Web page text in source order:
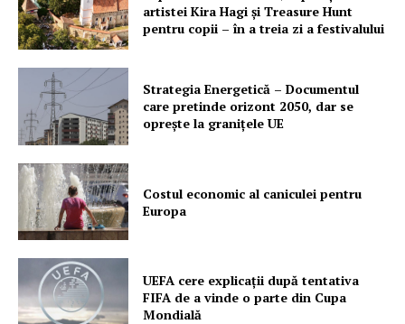
artistei Kira Hagi şi Treasure Hunt
pentru copii – în a treia zi a festivalului
Strategia Energetică – Documentul
care pretinde orizont 2050, dar se
oprește la granițele UE
Costul economic al caniculei pentru
Europa
UEFA cere explicații după tentativa
FIFA de a vinde o parte din Cupa
Mondială